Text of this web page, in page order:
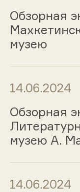
Обзорная
музею
14.06.2024
Обзорная
музею А.
14.06.2024